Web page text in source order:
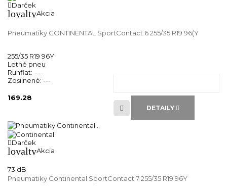
Darček
loyaltyAkcia
Pneumatiky CONTINENTAL SportContact 6 255/35 R19 96(Y
255/35 R19 96Y
Letné pneu
Runflat: ---
Zosilnené: ---
169.28
DETAILY
Darček
loyaltyAkcia
73 dB
Pneumatiky Continental SportContact 7 255/35 R19 96Y